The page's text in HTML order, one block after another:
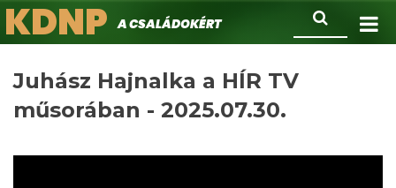
Ugrás
a
Keresés
KDNPA családokért.
Juhász Hajnalka a HÍR TV
műsorában - 2025.07.30.